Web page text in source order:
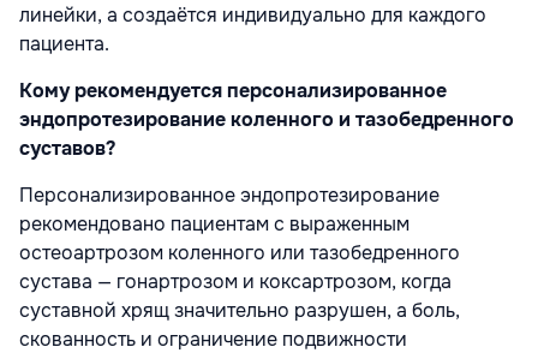
линейки, а создаётся индивидуально для каждого
пациента.
Кому рекомендуется персонализированное
эндопротезирование коленного и тазобедренного
суставов?
Персонализированное эндопротезирование
рекомендовано пациентам с выраженным
остеоартрозом коленного или тазобедренного
сустава — гонартрозом и коксартрозом, когда
суставной хрящ значительно разрушен, а боль,
скованность и ограничение подвижности